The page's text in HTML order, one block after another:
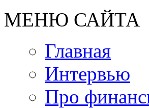
МЕНЮ САЙТА
Главная
Интервью
Про